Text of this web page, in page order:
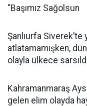
“Başımız Sağolsun
Şanlıurfa
atlatamamışken,
olayla ülkece
Kahramanmaraş
gelen elim olayda